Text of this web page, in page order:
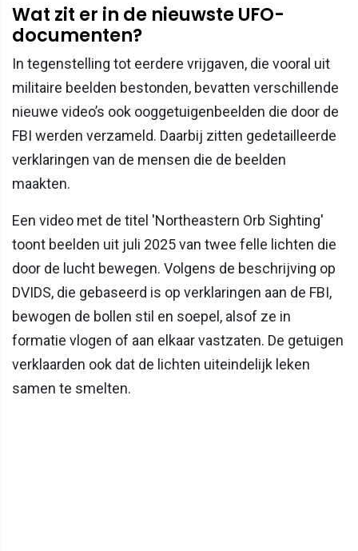
Wat zit er in de nieuwste UFO-
documenten?
In tegenstelling tot eerdere vrijgaven, die vooral uit
militaire beelden bestonden, bevatten verschillende
nieuwe video’s ook ooggetuigenbeelden die door de
FBI werden verzameld. Daarbij zitten gedetailleerde
verklaringen van de mensen die de beelden
maakten.
Een video met de titel 'Northeastern Orb Sighting'
toont beelden uit juli 2025 van twee felle lichten die
door de lucht bewegen. Volgens de beschrijving op
DVIDS, die gebaseerd is op verklaringen aan de FBI,
bewogen de bollen stil en soepel, alsof ze in
formatie vlogen of aan elkaar vastzaten. De getuigen
verklaarden ook dat de lichten uiteindelijk leken
samen te smelten.